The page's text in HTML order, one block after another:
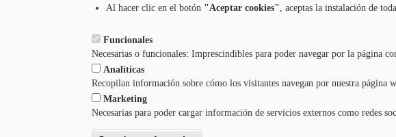
Tel.: 948 203 444
Al hacer clic en el botón "Aceptar cookies", aceptas la instalación de
Funcionales
Necesarias o funcionales: Imprescindibles para poder navegar por la página
Analíticas
Recopilan información sobre cómo los visitantes navegan por nuestra página
Marketing
Necesarias para poder cargar información de servicios externos como redes